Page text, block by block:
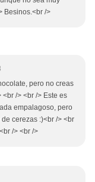
Besinos.<br />
pero no creas
/> <br /> Este es
empalagoso, pero
cerezas :)<br /> <br
/> <br />